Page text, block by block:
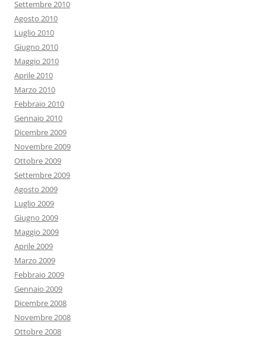
Settembre 2010
Agosto 2010
Luglio 2010
Giugno 2010
Maggio 2010
Aprile 2010
Marzo 2010
Febbraio 2010
Gennaio 2010
Dicembre 2009
Novembre 2009
Ottobre 2009
Settembre 2009
Agosto 2009
Luglio 2009
Giugno 2009
Maggio 2009
Aprile 2009
Marzo 2009
Febbraio 2009
Gennaio 2009
Dicembre 2008
Novembre 2008
Ottobre 2008